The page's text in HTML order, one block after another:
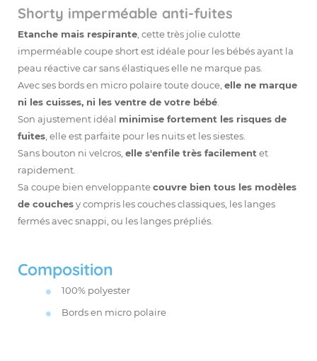
Shorty imperméable anti-fuites
Etanche mais respirante , cette très jolieculotte
imperméablecoupe short est idéale pour les bébés ayant la
peau réactive car sans élastiques elle ne marque pas.
Avec ses bords en micro polaire toute douce, elle ne marque
ni les cuisses, ni les ventre de votre bébé
Son ajustement idéal minimise fortement les risques de
fuites , elle est parfaite pour les nuits et les siestes.
Sans bouton ni velcros, elle s'enfile très facilement et
rapidement.
Sa coupe bien enveloppantecouvre bien tous les modèles
de couchesy compris les couches classiques, les langes
fermés avecsnappi , ou les langes prépliés.
Composition
100% polyester
Bords en micro polaire